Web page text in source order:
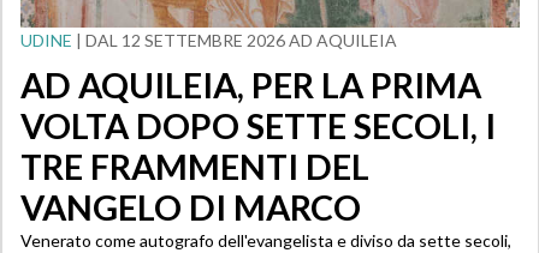
UDINE | DAL 12 SETTEMBRE 2026 AD AQUILEIA
AD AQUILEIA, PER LA PRIMA
VOLTA DOPO SETTE SECOLI, I
TRE FRAMMENTI DEL
VANGELO DI MARCO
Venerato come autografo dell'evangelista e diviso da sette secoli,